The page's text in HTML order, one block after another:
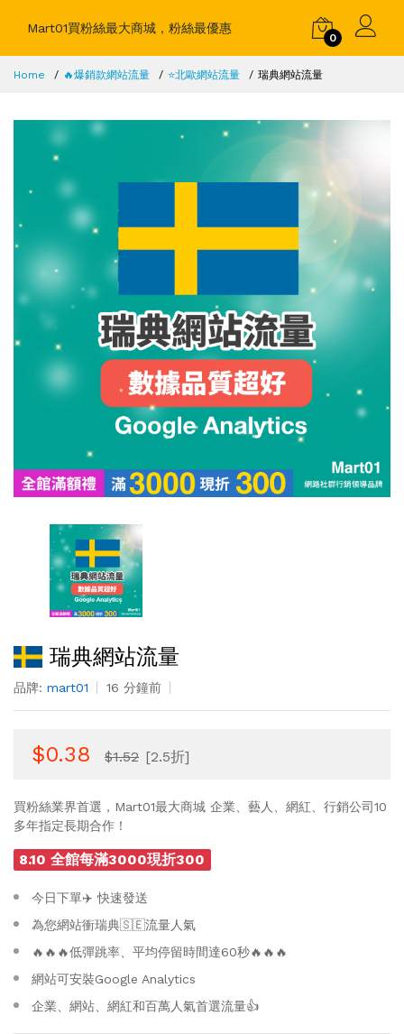
Mart01買粉絲最大商城，粉絲最優惠
0
Home 🔥爆銷款網站流量 ⭐️北歐網站流量 瑞典網站流量
瑞典網站流量
品牌: mart01 16 分鐘前
$0.38 $1.52 [2.5折]
買粉絲業界首選，Mart01最大商城 企業、藝人、網紅、行銷公司10
多年指定長期合作！
8.10 全館每滿3000現折300
今日下單✈️ 快速發送
為您網站衝瑞典🇸🇪流量人氣
🔥🔥🔥低彈跳率、平均停留時間達60秒🔥🔥🔥
網站可安裝Google Analytics
企業、網站、網紅和百萬人氣首選流量👍